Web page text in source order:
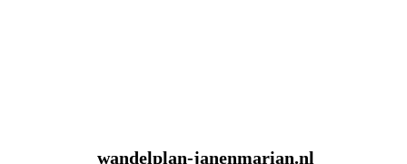
wandelplan-janenmarian.nl